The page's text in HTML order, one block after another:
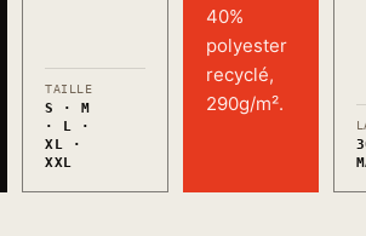
TAILLE
S · M
· L ·
XL ·
XXL
40%
polyester
recyclé,
290g/m².